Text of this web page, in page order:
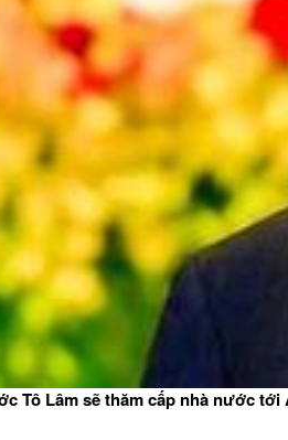
Tô Lâm sẽ thăm cấp nhà nước tới